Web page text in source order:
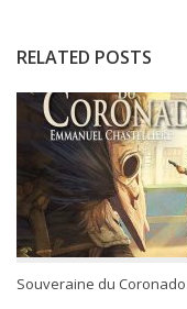
RELATED POSTS
Souveraine du